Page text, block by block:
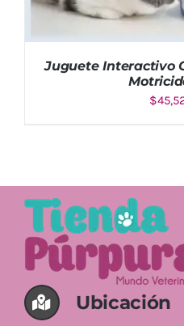
AÑADIR AL
Juguete Interactivo
$
Ubicación